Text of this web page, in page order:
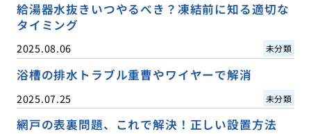
給湯器水抜きいつやるべき？凍結前に知る適切な
タイミング
2025.08.06 未分類
浴槽の排水トラブル重曹やワイヤーで解消
2025.07.25 未分類
網戸の表裏問題、これで解決！正しい設置方法